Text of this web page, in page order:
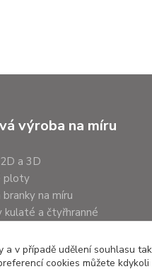
výroba na míru
a 3D
ploty
branky na míru
kulaté a čtyřhranné
a v případě udělení souhlasu
cookies můžete